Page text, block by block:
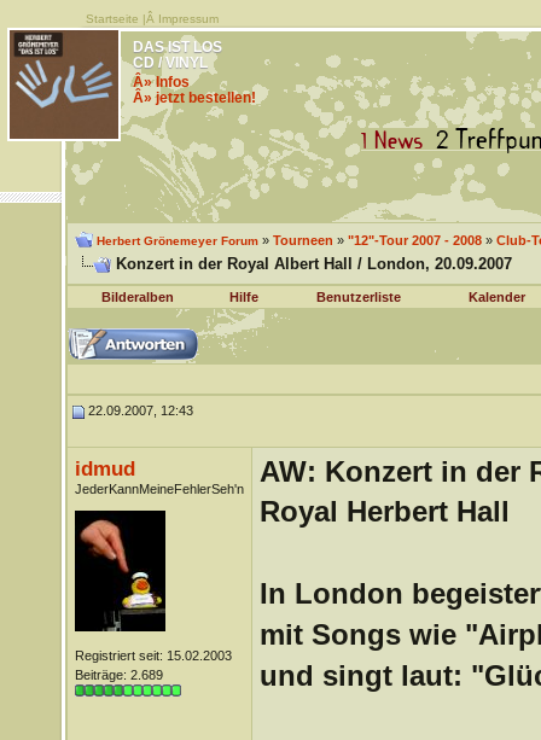
Startseite |Â Impressum
DAS IST LOS
CD / VINYL
Â» Infos
Â» jetzt bestellen!
Herbert Grönemeyer Forum» Tourneen » "12"-Tour 2007 - 2008» Club-
Konzert in der Royal Albert Hall / London, 20.09.2007
Bilderalben Hilfe Benutzerliste Kalender
22.09.2007, 12:43
idmud
JederKannMeineFehlerSeh'n
Registriert seit: 15.02.2003
Beiträge: 2.689
AW: Konzert in der
Royal Herbert Hall
In London
mit Songs wie
und singt laut: